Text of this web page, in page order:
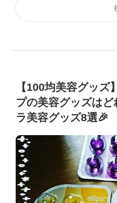
【100均美容グッズ
プの美容グッズは
ラ美容グッズ8選🎉